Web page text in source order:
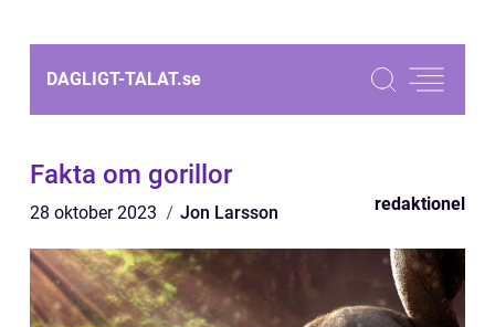
DAGLIGT-TALAT.se
Fakta om gorillor
28 oktober 2023 Jon Larsson redaktionel